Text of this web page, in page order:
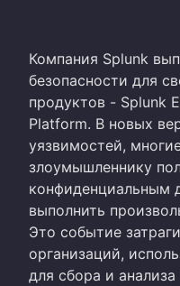
Компания Splunk
безопасности для
продуктов - Splunk
Platform. В новых
уязвимостей,
злоумышленнику
конфиденциальным
выполнить
Это событие
организаций,
для сбора и